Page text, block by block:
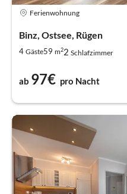
Ferienwohnung
Binz, Ostsee, Rügen
4 Gäste59 m22 Schlafzimmer
ab 97€ pro Nacht